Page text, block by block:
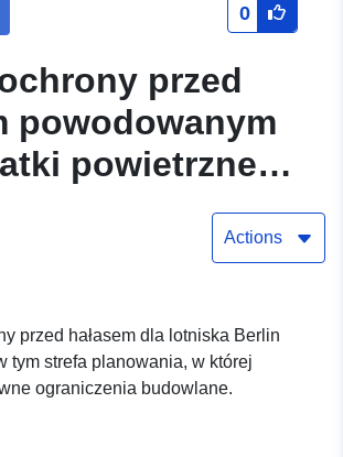
0
przed
powodowanym
powietrzne
Actions
przed hałasem dla lotniska Berlin
tym strefa planowania, w której
ograniczenia budowlane.